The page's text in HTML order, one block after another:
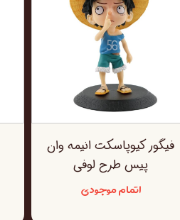
فیگور کیوپاسکت انیمه وان
پیس طرح لوفی
اتمام موجودی